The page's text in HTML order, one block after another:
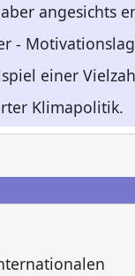
angesichts
-
einer
Klimapolitik.